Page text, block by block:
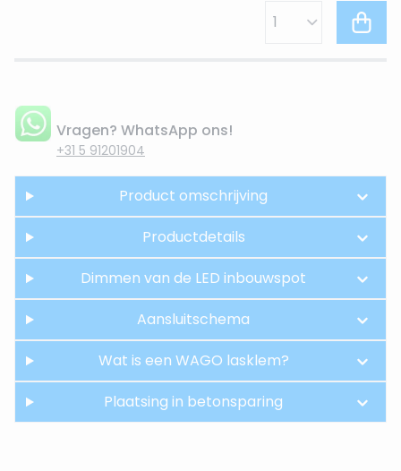
Vragen? WhatsApp ons!
+31 5 91201904
Product omschrijving
Productdetails
Dimmen van de LED inbouwspot
Aansluitschema
Wat is een WAGO lasklem?
Plaatsing in betonsparing